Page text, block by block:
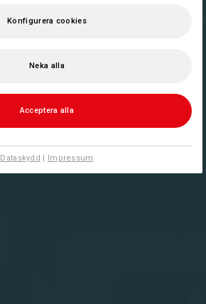
Konfigurera cookies
Neka alla
Acceptera alla
Dataskydd | Impressum